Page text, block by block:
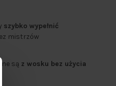
szybko wypełnić
mistrzów
są z wosku bez użycia